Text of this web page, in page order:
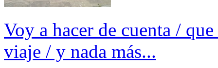
Voy a hacer de cuenta /
viaje / y nada más...